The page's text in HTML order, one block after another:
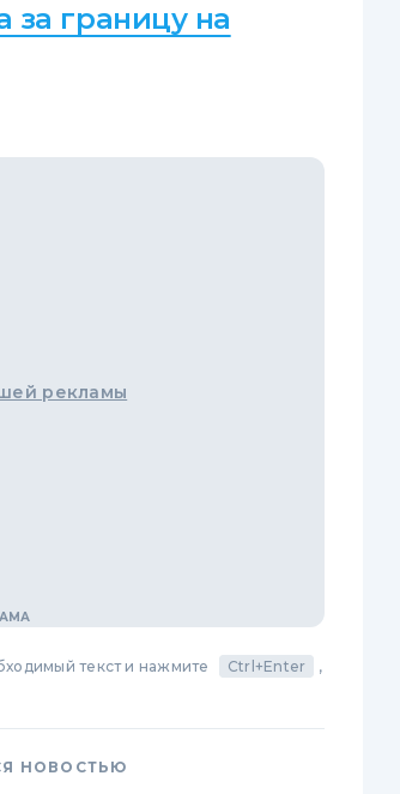
за границу на
рекламы
текст и нажмите Ctrl+Enter
,
НОВОСТЬЮ